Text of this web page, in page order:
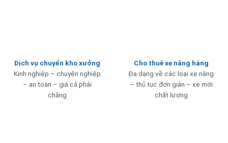
Dịch vụ chuyển kho xưởng
Kinh nghiệp – chuyên nghiệp
– an toàn – giá cả phải
chăng
Cho thuê xe nâng hàng
Đa dạng về các loại xe nâng
– thủ tục đơn giản – xe mới
chất lượng